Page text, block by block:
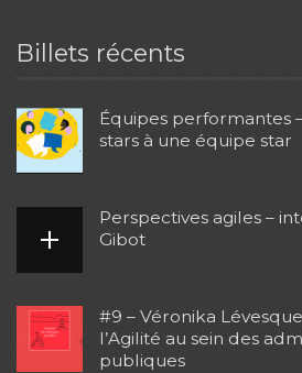
Billets récents
Équipes performantes
stars à une équipe star
Perspectives agiles –
Gibot
#9 – Véronika
l’Agilité au sein des
publiques